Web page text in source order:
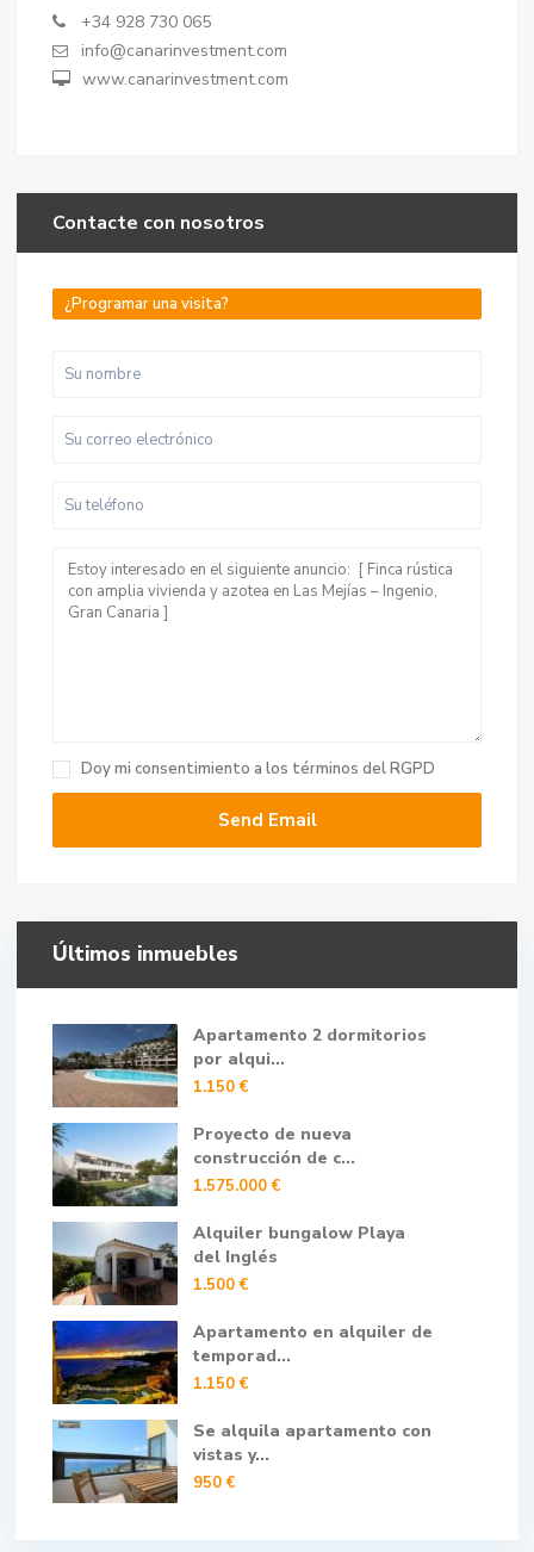
+34 928 730 065
info@canarinvestment.com
www.canarinvestment.com
Contacte con nosotros
¿Programar una visita?
Doy mi consentimiento a los términos del RGPD
Últimos inmuebles
Apartamento 2 dormitorios
por alqui...
1.150 €
Proyecto de nueva
construcción de c...
1.575.000 €
Alquiler bungalow Playa
del Inglés
1.500 €
Apartamento en alquiler de
temporad...
1.150 €
Se alquila apartamento con
vistas y...
950 €